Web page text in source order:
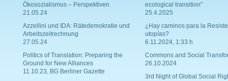
Ökosozialismus – Perspektiven
21.05.24
Azzellini und IDA: Rätedemokratie und
Arbeitszeitrechnung
27.05.24
Politics of Translation: Preparing the
Ground for New Alliances
11.10.23, BG Berliner Gazette
ecological transition"
25.4.2025
¿Hay caminos para la
utopías?
6.11.2024, 1:33 h
Commons and Social
26.10.2024
3rd Night of Global Social